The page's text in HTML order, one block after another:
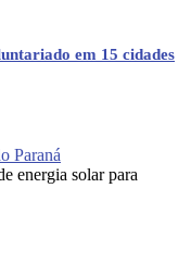
em 15 cidades
Paraná
energia solar para